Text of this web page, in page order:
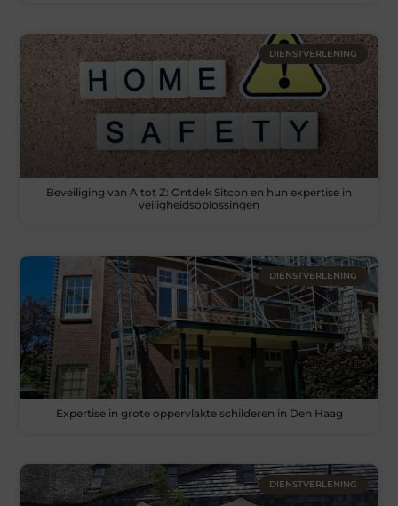
DIENSTVERLENING
Beveiliging van A tot Z: Ontdek Sitcon en hun expertise in
veiligheidsoplossingen
DIENSTVERLENING
Expertise in grote oppervlakte schilderen in Den Haag
DIENSTVERLENING